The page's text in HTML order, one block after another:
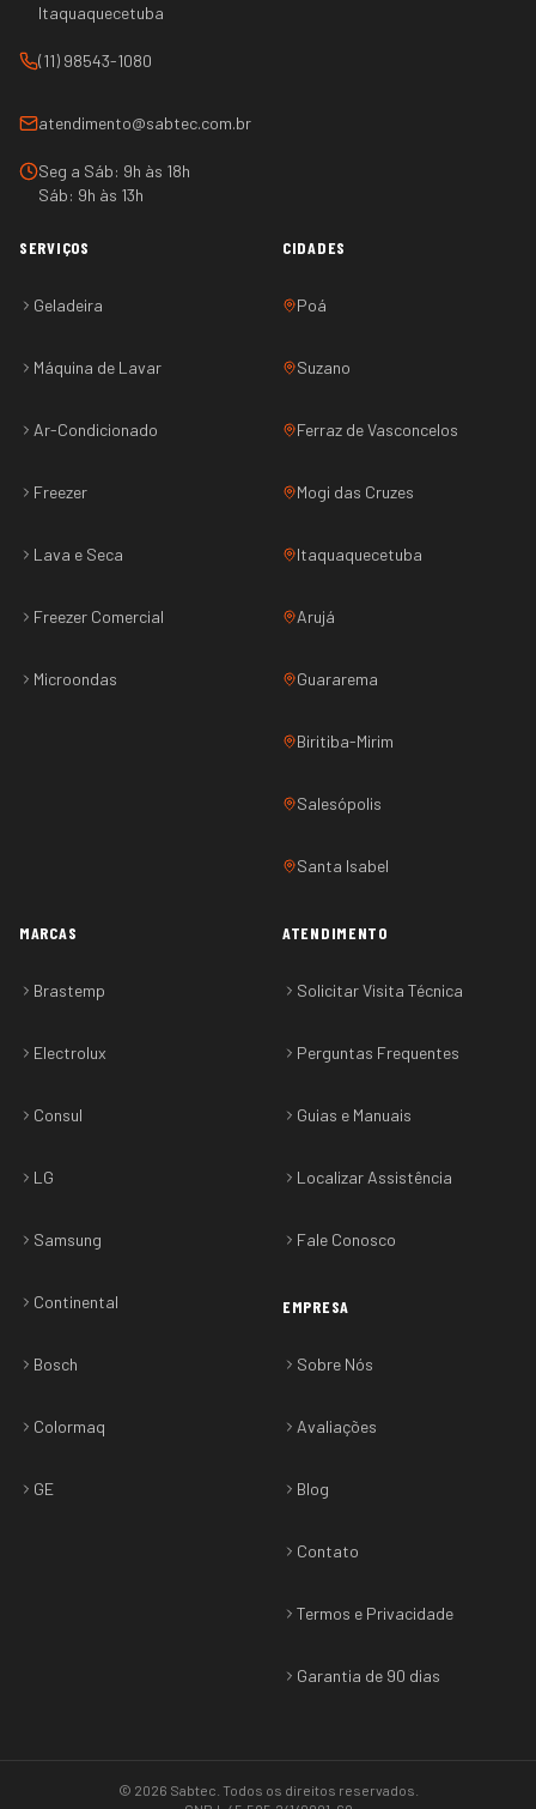
Itaquaquecetuba
(11) 98543-1080
atendimento@sabtec.com.br
Seg a Sáb: 9h às 18h
Sáb: 9h às 13h
SERVIÇOS
Geladeira
Máquina de Lavar
Ar-Condicionado
Freezer
Lava e Seca
Freezer Comercial
Microondas
CIDADES
Poá
Suzano
Ferraz de Vasconcelos
Mogi das Cruzes
Itaquaquecetuba
Arujá
Guararema
Biritiba-Mirim
Salesópolis
Santa Isabel
MARCAS
Brastemp
Electrolux
Consul
LG
Samsung
Continental
Bosch
Colormaq
GE
ATENDIMENTO
Solicitar Visita Técnica
Perguntas Frequentes
Guias e Manuais
Localizar Assistência
Fale Conosco
EMPRESA
Sobre Nós
Avaliações
Blog
Contato
Termos e Privacidade
Garantia de 90 dias
© 2026 Sabtec . Todos os direitos reservados.